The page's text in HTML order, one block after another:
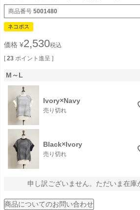
商品番号 5001480
ネコポス
価格 ¥2,530税込
[ 23 ポイント進呈 ]
M～L
Ivory×Navy
売り切れ
Black×Ivory
売り切れ
申し訳ございません。ただいま在庫
商品についてのお問い合わせ